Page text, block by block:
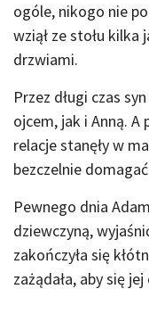
ogóle, nikogo nie
wziął ze stołu kilka
drzwiami.
Przez długi czas
ojcem, jak i Anną.
relacje stanęły w
bezczelnie
Pewnego dnia
dziewczyną,
zakończyła się
zażądała, aby się